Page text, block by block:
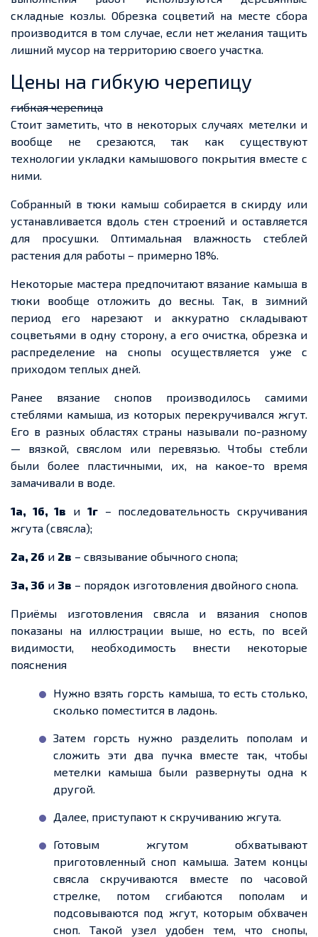
складные козлы. Обрезка соцветий на месте сбора
производится в том случае, если нет желания тащить
лишний мусор на территорию своего участка.
Цены на гибкую черепицу
гибкая черепица
Стоит заметить, что в некоторых случаях метелкии
вообще не срезаются, так как существуют
технологии укладки камышового покрытия вместе с
ними.
Собранный в тюки камыш собирается вскирду или
устанавливается вдоль стен строений и оставляется
для просушки. Оптимальная влажность стеблей
растения для работы – примерно 18%.
Некоторые мастера предпочитают вязание камыша в
тюки вообще отложить до весны. Так, в зимний
период его нарезают и аккуратно складывают
соцветьями в одну сторону, а его очистка, обрезка и
распределение на снопы осуществляется уже с
приходом теплых дней.
Ранее вязание снопов производилось самими
стеблями камыша, из которых перекручивался жгут.
Его в разных областях страны называли по-разному
— вязкой, свяслом или перевязью. Чтобы стебли
были более пластичными, их, на какое-то время
замачивали в воде.
1а, 1б, 1в и 1г– последовательность скручивания
жгута (свясла);
2а, 2б и 2в – связывание обычного снопа;
3а, 3б и 3в – порядок изготовления двойного снопа.
Приёмы изготовления свясла и вязания снопов
показаны на иллюстрации выше, но есть, по всей
видимости, необходимость внести некоторые
пояснения
Нужно взять горсть камыша, то есть столько,
сколько поместится в ладонь.
Затем горсть нужно разделить пополам и
сложить эти два пучка вместе так, чтобы
метелки камыша были развернуты однак
другой.
Далее, приступают к скручиванию жгута.
Готовым жгутом обхватывают
приготовленный сноп камыша. Затем концы
свясла скручиваются вместе по часовой
стрелке, потом сгибаются пополам и
подсовываются под жгут, которым обхвачен
сноп. Такой узел удобен тем, что снопы,